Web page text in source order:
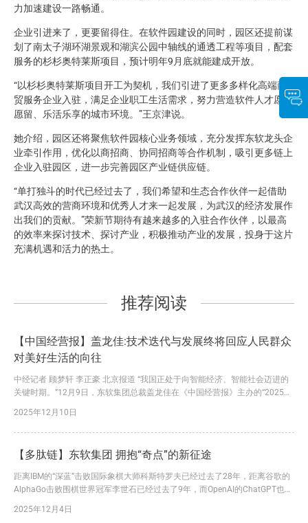
力加速建设一路畅通。
企业引进来了，更要留得住。在软件园建设的同时，园区还提前谋
划了南太子湖环湖景观和湖滨公园中轴线的通透工程等项目，配套
服务的杉杉奥特莱斯项目，预计明年9月底就能建成开放。
“以杉杉奥特莱斯项目开工为契机，我们引进了更多多样化高端商
贸服务企业入驻，满足企业职工生活需求，努力营造软件人才愿来
愿留、乐活乐享的城市环境。”王京津说。
她介绍，园区还将聚焦软件园核心业务领域，充分发挥东软龙头企
业牵引作用，优化以商招商、协同招商等合作机制，吸引更多链上
企业入驻园区，进一步完善园区产业链供应链。
“单打独斗的时代已经过去了，我们希望和生态合作伙伴一起借助
武汉高效的营商环境和优秀人才来一起发展，为武汉的经济发展作
出我们的贡献。”荣新节期待有越来越多的入驻合作伙伴，以最高
的效率来探讨技术、探讨产业，积极推动产业的发展，投身于这片
充满机遇和活力的热土。
推荐阅读
【中国经营报】盖龙佳:技术迭代与发展终将回应人民群众
对美好生活的向往
中经记者 顾梦轩 李正豪 北京报道 “我国正处于向智能经济、智能社会迈进的
关键时期。”12月9日，东软集团总裁盖龙佳在《中国经营报》主办的“2025中
+’行动的意见》提出，到2027年，率先实现人工智能与科学技术、产业发
展、民生福祉等6大重点领域广泛深度融合；到2030年，新一代智能终端、智
2025年12月10日
【多肽链】东软集团 拥抱“奇点”的新征途
距离IBM的“深蓝”击败国际象棋大师科斯特罗夫已经过去了28年，距离谷歌的
AlphaGo击败围棋世界冠军李世石已经过去了9年，而OpenAI的ChatGPT也已
自动驾驶感知模块等系统）到AGI（仍在系统进化过程中），人类社会正在从
2025年12月4日